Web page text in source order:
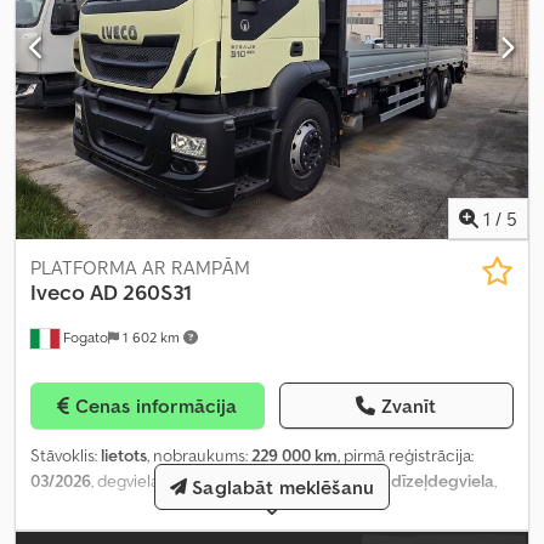
1 / 5
Fogato 1 602 km
PLATFORMA AR RAMPĀM
IvecoAD 260S31
Cenas informācija Zvanīt
Stāvoklis: lietots, nobraukums:229 000 km, pirmā reģistrācija:
03/2026, degvielas veids: dīzeļdegviela, degviela: dīzeļdegviela,
Euro 5, Aprīkojums:ABS, Tahogrāfs, diferenciāļa
bloķētājs,
Saglabāt meklēšanu